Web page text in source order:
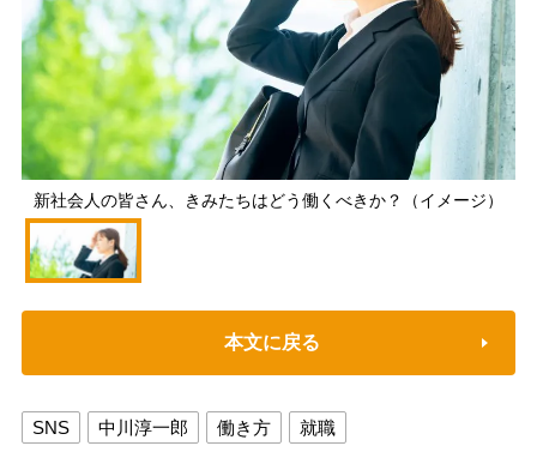
新社会人の皆さん、きみたちはどう働くべきか？（イメージ）
本文に戻る
SNS 中川淳一郎 働き方 就職